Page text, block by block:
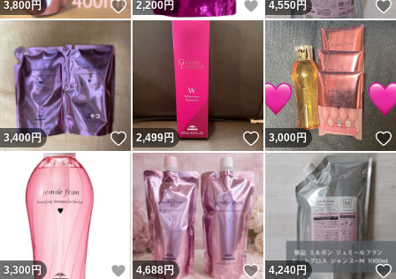
3,800円 いいね！
2,200円 いいね！
4,550円
3,400円 いいね！
2,499円 いいね！
3,000円
3,300 円 いいね！
4,688円 いいね！
4,240円